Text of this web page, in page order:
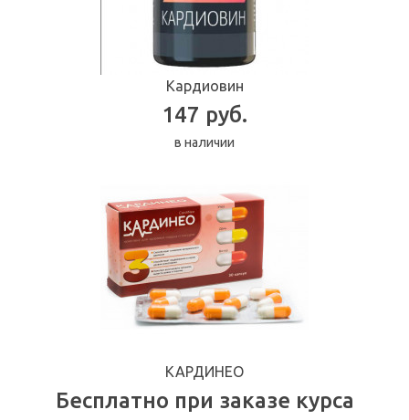
Кардиовин
147 руб.
в наличии
КАРДИНЕО
Бесплатно при заказе курса